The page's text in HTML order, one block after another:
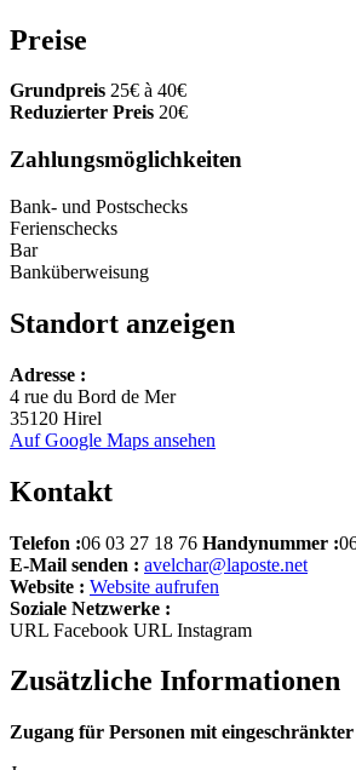
Preise
Grundpreis 25€ à 40€
Reduzierter Preis 20€
Zahlungsmöglichkeiten
Bank- und Postschecks
Ferienschecks
Bar
Banküberweisung
Standort anzeigen
+
−
Adresse :
4 rue du Bord de Mer
35120 Hirel
Auf Google Maps ansehen
Kontakt
Telefon :06 03 27 18 76 Handynummer :
E-Mail senden : avelchar@laposte.net
Website : Website aufrufen
Soziale Netzwerke :
URL Facebook URL Instagram
Zusätzliche Informationen
Zugang für Personen mit